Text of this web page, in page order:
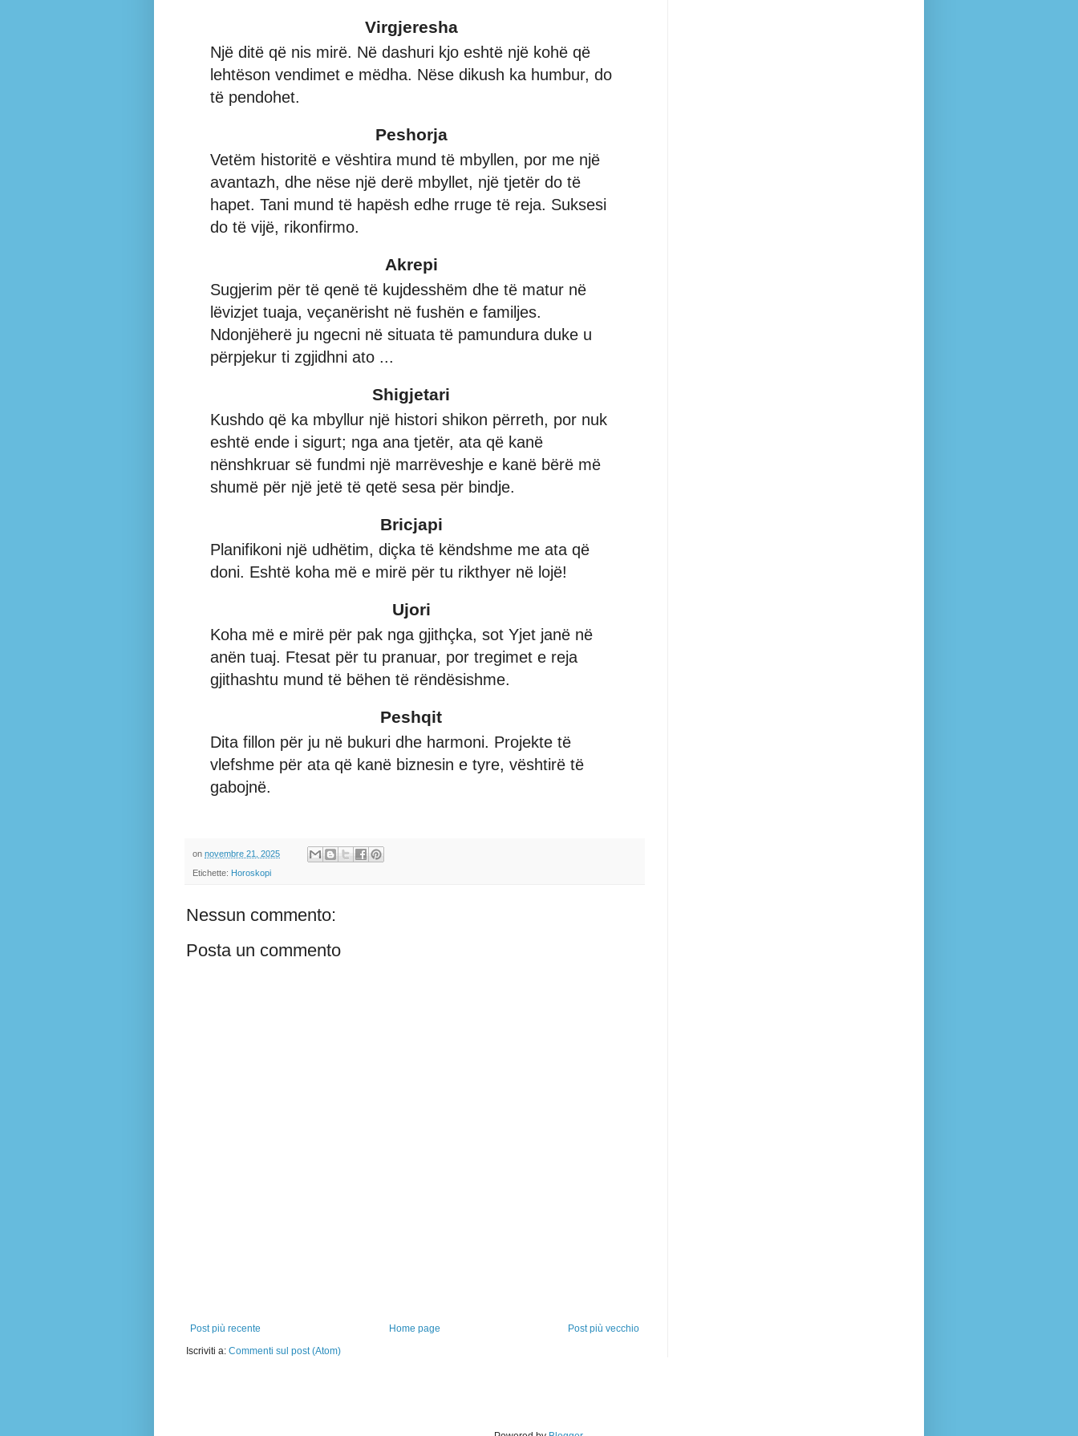
Virgjeresha
Një ditë që nis mirë. Në dashuri kjo eshtë një kohë që
lehtëson vendimet e mëdha. Nëse dikush ka humbur, do
të pendohet.
Peshorja
Vetëm historitë e vështira mund të mbyllen, por me një
avantazh, dhe nëse një derë mbyllet, një tjetër do të
hapet. Tani mund të hapësh edhe rruge të reja. Suksesi
do të vijë, rikonfirmo.
Akrepi
Sugjerim për të qenë të kujdesshëm dhe të matur në
lëvizjet tuaja, veçanërisht në fushën e familjes.
Ndonjëherë ju ngecni në situata të pamundura duke u
përpjekur ti zgjidhni ato ...
Shigjetari
Kushdo që ka mbyllur një histori shikon përreth, por nuk
eshtë ende i sigurt; nga ana tjetër, ata që kanë
nënshkruar së fundmi një marrëveshje e kanë bërë më
shumë për një jetë të qetë sesa për bindje.
Bricjapi
Planifikoni një udhëtim, diçka të këndshme me ata që
doni. Eshtë koha më e mirë për tu rikthyer në lojë!
Ujori
Koha më e mirë për pak nga gjithçka, sot Yjet janë në
anën tuaj. Ftesat për tu pranuar, por tregimet e reja
gjithashtu mund të bëhen të rëndësishme.
Peshqit
Dita fillon për ju në bukuri dhe harmoni. Projekte të
vlefshme për ata që kanë biznesin e tyre, vështirë të
gabojnë.
on novembre 21, 2025
Etichette: Horoskopi
Nessun commento:
Posta un commento
Post più recente Post più vecchio
Home page
Iscriviti a: Commenti sul post (Atom)